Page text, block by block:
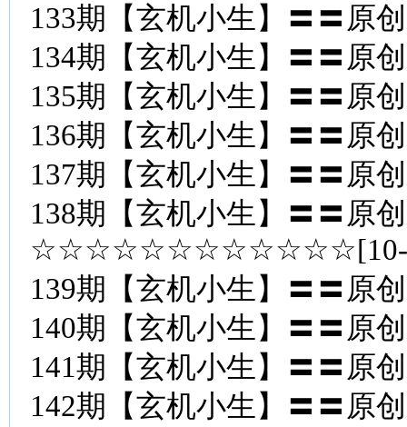
133期【玄机小生】〓〓原
134期【玄机小生】〓〓原
135期【玄机小生】〓〓原
136期【玄机小生】〓〓原
137期【玄机小生】〓〓原
138期【玄机小生】〓〓原
139期【玄机小生】〓〓原
140期【玄机小生】〓〓原
141期【玄机小生】〓〓原
142期【玄机小生】〓〓原